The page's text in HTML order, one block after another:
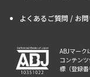
よくあるご質問 / お
ABJマーク
コンテン
標（登録番